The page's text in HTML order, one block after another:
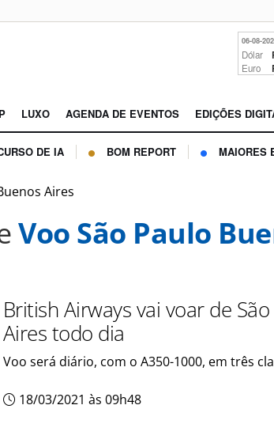
06-08-
Dólar
Euro
LUXO AGENDA DE EVENTOS EDIÇÕES
DE IA BOM REPORT MAIORES
Aires
Voo São Paulo
British Airways vai voar de
Aires todo dia
Voo será diário, com o A350-1000, em três
18/03/2021 às 09h48